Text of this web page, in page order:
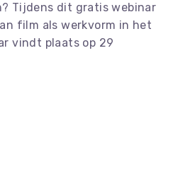
Tijdens dit gratis webinar
film als werkvorm in het
vindt plaats op 29